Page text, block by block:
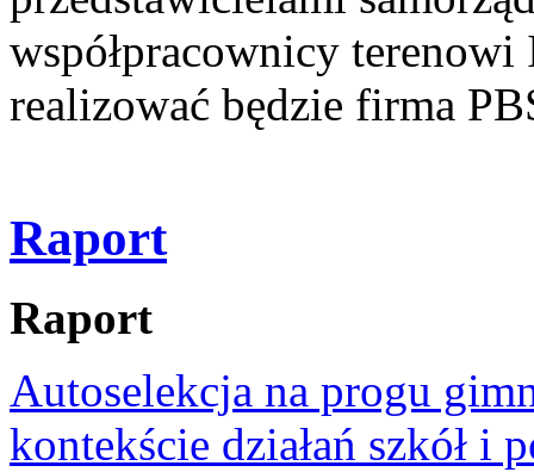
współpracownicy
realizować będzie firma
Raport
Raport
Autoselekcja na progu
kontekście działań szkół